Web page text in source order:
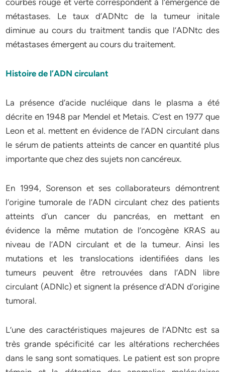
courbes rouge et verte correspondent à l’émergence de
métastases.
Le taux d’ADNtc de la tumeur
initale
diminue au cours du traitment tandis que l’ADNtc des
métastases émergent au cours du traitement.
Histoire de l’ADN circulant
La présence d’acide nucléique dans le plasma a été
décrite en 1948 par Mendel et Metais. C’est en 1977 que
Leon et al. mettent en évidence de l’ADN circulant dans
le sérum de patients atteints de cancer en quantité plus
importante que chez des sujets non cancéreux.
En 1994, Sorenson et ses collaborateurs démontrent
l’origine tumorale de l’ADN circulant chez des patients
atteints
d’un cancer du pancréas, en mettant
en
évidence la même mutation de l’oncogène KRAS au
niveau de l’ADN circulant et de la tumeur. Ainsi les
mutations
et les translocations identifiées dans
les
tumeurs
peuvent être retrouvées dans l’ADN
libre
circulant (ADNlc) et signent la présence d’ADN d’origine
tumoral.
L’une des caractéristiques majeures de l’ADNtc est sa
très grande spécificité car les altérations recherchées
dans le sang sont somatiques. Le patient est son propre